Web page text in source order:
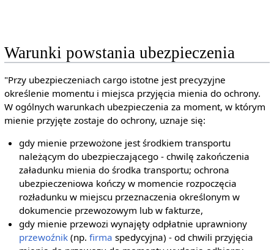
Warunki powstania ubezpieczenia
"Przy ubezpieczeniach cargo istotne jest precyzyjne
określenie momentu i miejsca przyjęcia mienia do ochrony.
W ogólnych warunkach ubezpieczenia za moment, w którym
mienie przyjęte zostaje do ochrony, uznaje się:
gdy mienie przewożone jest środkiem transportu
należącym do ubezpieczającego - chwilę zakończenia
załadunku mienia do środka transportu; ochrona
ubezpieczeniowa kończy w momencie rozpoczęcia
rozładunku w miejscu przeznaczenia określonym w
dokumencie przewozowym lub w fakturze,
gdy mienie przewozi wynajęty odpłatnie uprawniony
przewoźnik (np.firma spedycyjna) - od chwili przyjęcia